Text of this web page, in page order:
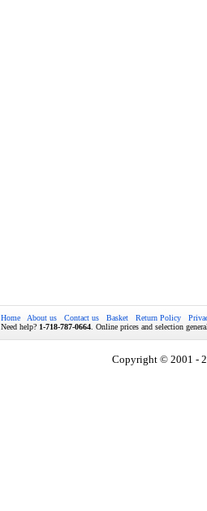
Home About us Contact us Basket Return Policy
Need help? 1-718-787-0664 . Online prices and selection
Copyright © 2001 -